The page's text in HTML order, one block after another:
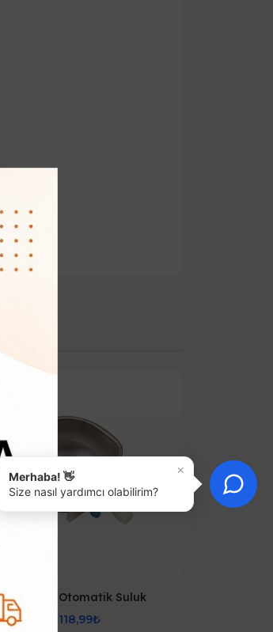
Tavşan Otomatik Suluk
118,99₺
×
Merhaba! 👋
Size nasıl yardımcı olabilirim?